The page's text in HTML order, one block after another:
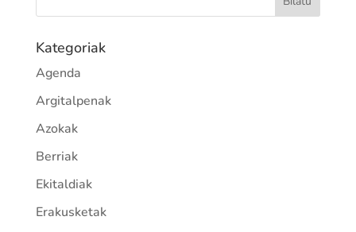
Kategoriak
Agenda
Argitalpenak
Azokak
Berriak
Ekitaldiak
Erakusketak